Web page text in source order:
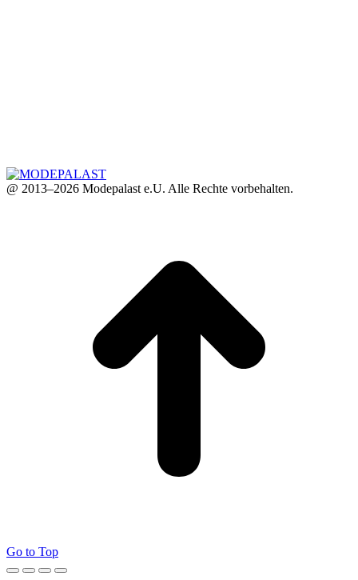
@ 2013–2026 Modepalast e.U. Alle Rechte vorbehalten.
Go to Top